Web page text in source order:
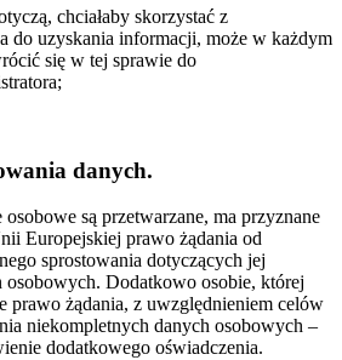
chciałaby skorzystać z
do uzyskania informacji, może w każdym
się w tej sprawie do
danych.
są przetwarzane, ma przyznane
Europejskiej prawo żądania od
sprostowania dotyczących jej
osobowych. Dodatkowo osobie, której
prawo żądania, z uwzględnieniem celów
niekompletnych danych osobowych –
dodatkowego oświadczenia.